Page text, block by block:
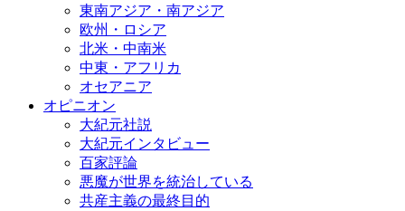
東南アジア・南アジア
欧州・ロシア
北米・中南米
中東・アフリカ
オセアニア
オピニオン
大紀元社説
大紀元インタビュー
百家評論
悪魔が世界を統治している
共産主義の最終目的